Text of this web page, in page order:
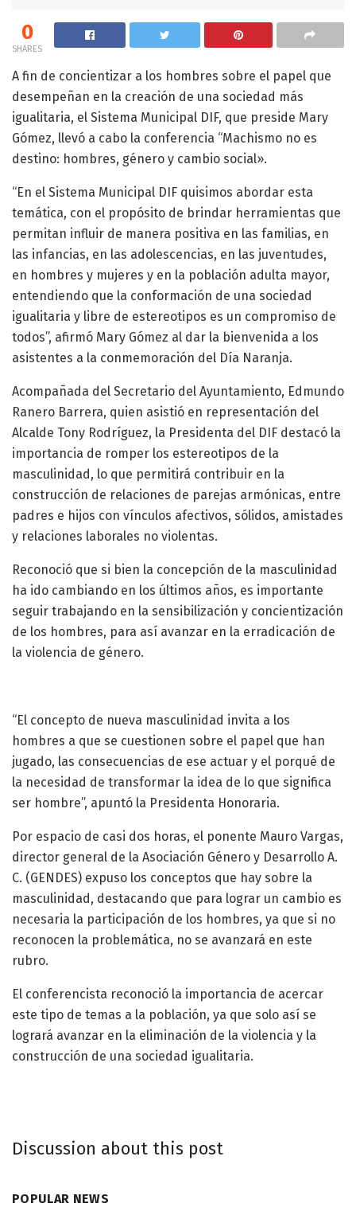
0
SHARES
A fin de concientizar a los hombres sobre el papel que
desempeñan en la creación de una sociedad más
igualitaria, el Sistema Municipal DIF, que preside Mary
Gómez, llevó a cabo la conferencia “Machismo no es
destino: hombres, género y cambio social».
“En el Sistema Municipal DIF quisimos abordar esta
temática, con el propósito de brindar herramientas que
permitan influir de manera positiva en las familias, en
las infancias, en las adolescencias, en las juventudes,
en hombres y mujeres y en la población adulta mayor,
entendiendo que la conformación de una sociedad
igualitaria y libre de estereotipos es un compromiso de
todos”, afirmó Mary Gómez al dar la bienvenida a los
asistentes a la conmemoración del Día Naranja.
Acompañada del Secretario del Ayuntamiento, Edmundo
Ranero Barrera, quien asistió en representación del
Alcalde Tony Rodríguez, la Presidenta del DIF destacó la
importancia de romper los estereotipos de la
masculinidad, lo que permitirá contribuir en la
construcción de relaciones de parejas armónicas, entre
padres e hijos con vínculos afectivos, sólidos, amistades
y relaciones laborales no violentas.
Reconoció que si bien la concepción de la masculinidad
ha ido cambiando en los últimos años, es importante
seguir trabajando en la sensibilización y concientización
de los hombres, para así avanzar en la erradicación de
la violencia de género.
“El concepto de nueva masculinidad invita a los
hombres a que se cuestionen sobre el papel que han
jugado, las consecuencias de ese actuar y el porqué de
la necesidad de transformar la idea de lo que significa
ser hombre”, apuntó la Presidenta Honoraria.
Por espacio de casi dos horas, el ponente Mauro Vargas,
director general de la Asociación Género y Desarrollo A.
C. (GENDES) expuso los conceptos que hay sobre la
masculinidad, destacando que para lograr un cambio es
necesaria la participación de los hombres, ya que si no
reconocen la problemática, no se avanzará en este
rubro.
El conferencista reconoció la importancia de acercar
este tipo de temas a la población, ya que solo así se
logrará avanzar en la eliminación de la violencia y la
construcción de una sociedad igualitaria.
Discussion about this post
POPULAR NEWS